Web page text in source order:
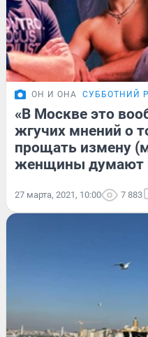
ОН И ОНА СУББОТНИЙ
«В Москве это
жгучих мнений о
прощать измену
женщины думают
27 марта, 2021, 10:00 7 883